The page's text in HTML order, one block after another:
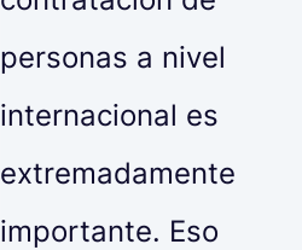
personas a nivel
internacional es
extremadamente
importante. Eso